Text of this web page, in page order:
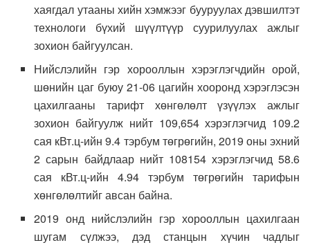
хаягдал утааны хийн хэмжээг бууруулах дэвшилтэт
технологи бүхий шүүлтүүр суурилуулах ажлыг
зохион байгуулсан.
Нийслэлийн гэр хорооллын хэрэглэгчдийн орой,
шөнийн цаг буюу 21-06 цагийн хооронд хэрэглэсэн
цахилгааны тарифт хөнгөлөлт үзүүлэх ажлыг
зохион байгуулж нийт 109,654 хэрэглэгчид 109.2
сая кВт.ц-ийн 9.4 тэрбум төгрөгийн, 2019 оны эхний
2 сарын байдлаар нийт 108154 хэрэглэгчид 58.6
сая кВт.ц-ийн 4.94 тэрбум төгрөгийн тарифын
хөнгөлөлтийг авсан байна.
2019 онд нийслэлийн гэр хорооллын цахилгаан
шугам сүлжээ, дэд станцын хүчин чадлыг